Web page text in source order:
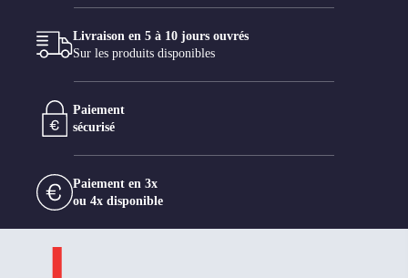
Livraison en 5 à 10 jours ouvrés
Sur les produits disponibles
Paiement
sécurisé
Paiement en 3x
ou 4x disponible